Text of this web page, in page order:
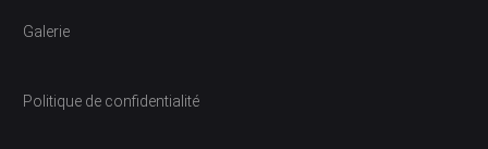
Galerie
Politique de confidentialité